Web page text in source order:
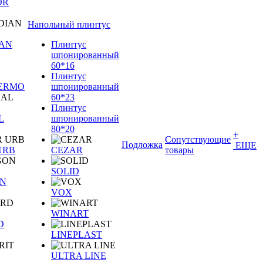
Напольный плинтус
Плинтус
шпонированный
60*16
Плинтус
шпонированный
60*23
Плинтус
шпонированный
80*20
CEZAR
SOLID
VOX
WINART
LINEPLAST
ULTRA LINE
Подложка
Сопутствующие
товары
+
ЕЩЕ